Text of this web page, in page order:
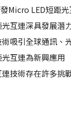
Micro LED短距
光互連深具發展
吸引全球通訊
光互連為新興應
連技術存在許多